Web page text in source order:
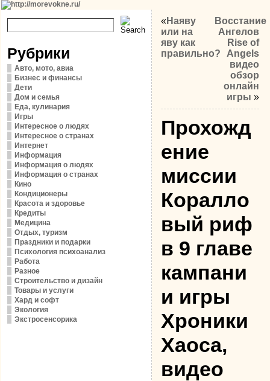
Рубрики
Авто, мото, авиа
Бизнес и финансы
Дети
Дом и семья
Еда, кулинария
Игры
Интересное о людях
Интересное о странах
Интернет
Информация
Информация о людях
Информация о странах
Кино
Кондиционеры
Красота и здоровье
Кредиты
Медицина
Отдых, туризм
Праздники и подарки
Психология психоанализ
Работа
Разное
Строительство и дизайн
Товары и услуги
Хард и софт
Экология
Экстросенсорика
«Наяву
или на
яву как
правильно?
Восстание
Ангелов
Rise of
Angels
видео
обзор
онлайн
игры »
Прохожд
ение
миссии
Коралло
вый риф
в 9 главе
кампани
и игры
Хроники
Хаоса,
видео